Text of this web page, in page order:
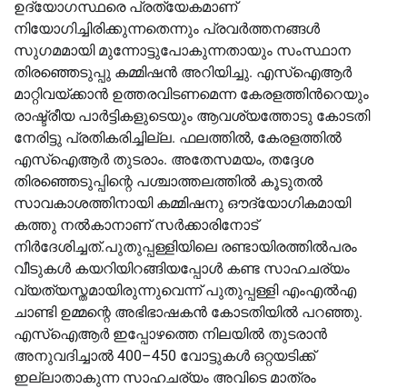
ഉദ്യോഗസ്ഥരെ പ്രത്യേകമാണ്
നിയോഗിച്ചിരിക്കുന്നതെന്നും പ്രവർത്തനങ്ങൾ
സുഗമമായി മുന്നോട്ടുപോകുന്നതായും സംസ്ഥാന
തിരഞ്ഞെടുപ്പു കമ്മിഷൻ അറിയിച്ചു. എസ്ഐആർ
മാറ്റിവയ്ക്കാൻ ഉത്തരവിടണമെന്ന കേരളത്തിന്‍റെയും
രാഷ്ട്രീയ പാർട്ടികളുടെയും ആവശ്യത്തോടു കോടതി
നേരിട്ടു പ്രതികരിച്ചില്ല. ഫലത്തിൽ, കേരളത്തിൽ
എസ്ഐആർ തുടരാം. അതേസമയം, തദ്ദേശ
തിരഞ്ഞെടുപ്പിന്റെ പശ്ചാത്തലത്തിൽ കൂടുതൽ
സാവകാശത്തിനായി കമ്മിഷനു ഔദ്യോഗികമായി
കത്തു നൽകാനാണ് സർക്കാരിനോട്
നിർദേശിച്ചത്.പുതുപ്പള്ളിയിലെ രണ്ടായിരത്തിൽപരം
വീടുകൾ കയറിയിറങ്ങിയപ്പോൾ കണ്ട സാഹചര്യം
വ്യത്യസ്തമായിരുന്നുവെന്ന് പുതുപ്പള്ളി എംഎൽഎ
ചാണ്ടി ഉമ്മന്റെ അഭിഭാഷകൻ കോടതിയിൽ പറഞ്ഞു.
എസ്ഐആർ ഇപ്പോഴത്തെ നിലയിൽ തുടരാൻ
അനുവദിച്ചാൽ 400–450 വോട്ടുകൾ ഒറ്റയടിക്ക്
ഇല്ലാതാകുന്ന സാഹചര്യം അവിടെ മാത്രം